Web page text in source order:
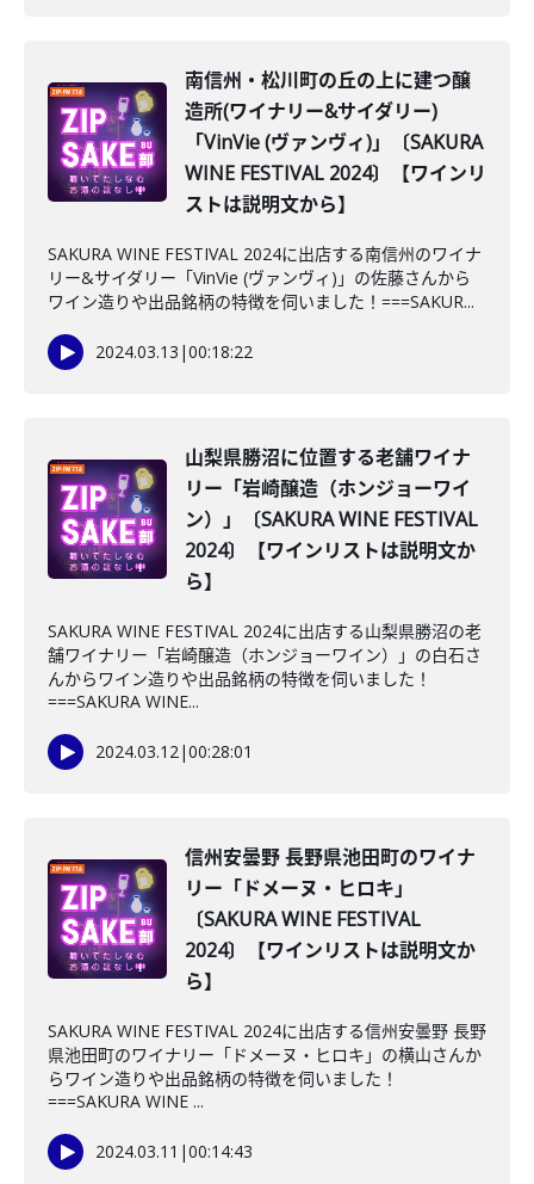
南信州・松川町の丘の上に建つ醸
造所(ワイナリー&サイダリー)
「VinVie (ヴァンヴィ)」〔SAKURA
WINE FESTIVAL 2024〕【ワインリ
ストは説明文から】
SAKURA WINE FESTIVAL 2024に出店する南信州のワイナ
リー&サイダリー「VinVie (ヴァンヴィ)」の佐藤さんから
ワイン造りや出品銘柄の特徴を伺いました！===SAKUR...
2024.03.13 |00:18:22
山梨県勝沼に位置する老舗ワイナ
リー「岩崎醸造（ホンジョーワイ
ン）」〔SAKURA WINE FESTIVAL
2024〕【ワインリストは説明文か
ら】
SAKURA WINE FESTIVAL 2024に出店する山梨県勝沼の老
舗ワイナリー「岩崎醸造（ホンジョーワイン）」の白石さ
んからワイン造りや出品銘柄の特徴を伺いました！
===SAKURA WINE...
2024.03.12|00:28:01
信州安曇野 長野県池田町のワイナ
リー「ドメーヌ・ヒロキ」
〔SAKURA WINE FESTIVAL
2024〕【ワインリストは説明文か
ら】
SAKURA WINE FESTIVAL 2024に出店する信州安曇野 長野
県池田町のワイナリー「ドメーヌ・ヒロキ」の横山さんか
らワイン造りや出品銘柄の特徴を伺いました！
===SAKURA WINE ...
2024.03.11 |00:14:43